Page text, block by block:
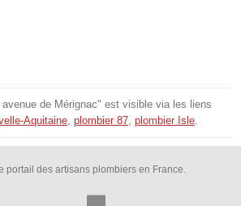
de Mérignac" est visible via les liens
Aquitaine, plombier 87, plombier Isle.
portail des artisans plombiers en France.